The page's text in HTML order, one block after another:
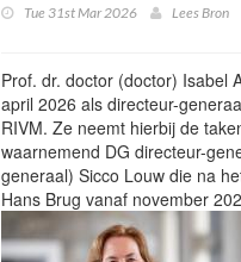
Tue 31st Mar 2026 Lees Bron
Prof. dr. doctor (doctor) Isabel
april 2026 als directeur-
RIVM. Ze neemt hierbij de
waarnemend DG directeur-
generaal) Sicco Louw die na
Hans Brug vanaf november